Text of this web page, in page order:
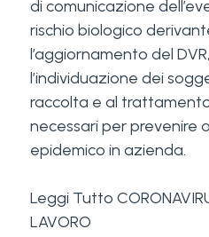
di comunicazione
rischio biologico
l’aggiornamento del
l’individuazione dei
raccolta e al
necessari per prevenire
epidemico in azienda.
Leggi Tutto
LAVORO